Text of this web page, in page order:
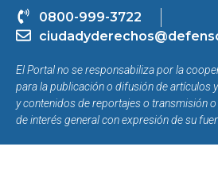
0800-999-3722
El Portal no se responsabiliza por la
para la publicación o difusión de artículos
y contenidos de reportajes o transmisión
de interés general con expresión de su